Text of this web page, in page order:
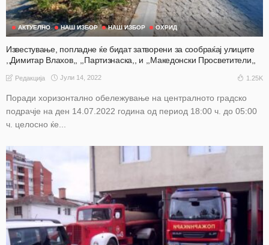
АКТУЕЛНО НАШ ИЗБОР НАШ ИЗБОР ОХРИД
Известување, попладне ќе бидат затворени за сообраќај улиците
,,Димитар Влахов,, ,,Партизнаска,, и ,,Македонски Просветители,,
Редакција Јули 14, 2022 1.25K
Поради хоризонтално обележување на централното градско
подрачје на ден 14.07.2022 година од период 18:00 ч. до 05:00
ч. целосно ќе...